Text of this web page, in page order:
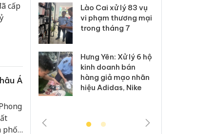
cấp
Á
phố
Hóa
Tìm bị
án
Lào Cai xử lý 83 vụ
vi phạm thương mại
trong tháng 7
Hưng Yên: Xử lý 6 hộ
kinh doanh bán
hàng giả mạo nhãn
hiệu Adidas, Nike